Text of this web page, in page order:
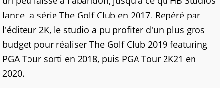
lance la série The Golf Club en 2017. Repéré par
l'éditeur 2K, le studio a pu profiter d'un plus gros
budget pour réaliser The Golf Club 2019 featuring
PGA Tour sorti en 2018, puis PGA Tour 2K21 en
2020.